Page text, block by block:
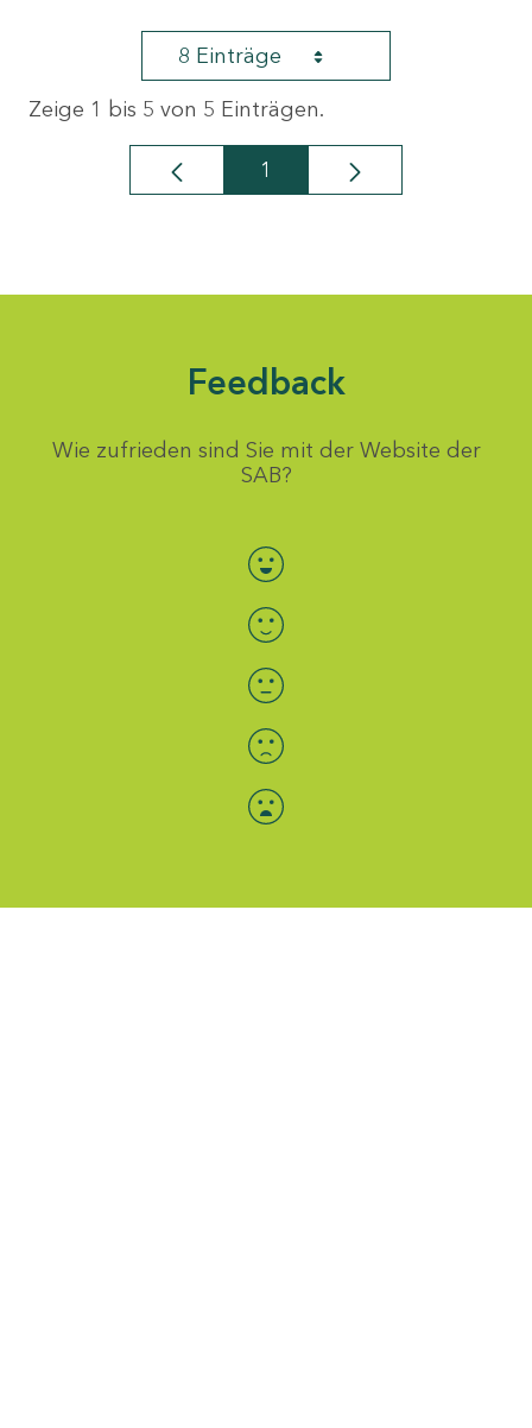
8 Einträge
Zeige 1 bis 5 von 5 Einträgen.
Seite
1
Feedback
Wie zufrieden sind Sie mit der Website der
SAB?
Bewertung auswählen